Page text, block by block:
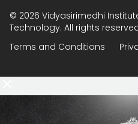
© 2026 Vidyasirimedhi
Technology. All rights
Terms and Conditions